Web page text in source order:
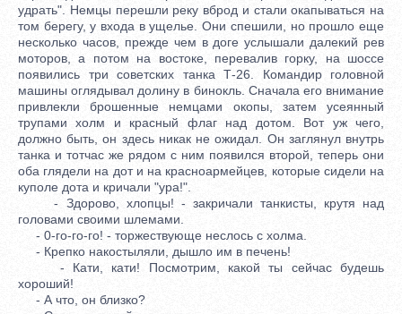
удрать". Немцы перешли реку вброд и стали окапываться на
том берегу, у входа в ущелье. Они спешили, но прошло еще
несколько часов, прежде чем в доге услышали далекий рев
моторов, а потом на востоке, перевалив горку, на шоссе
появились три советских танка Т-26. Командир головной
машины оглядывал долину в бинокль. Сначала его внимание
привлекли брошенные немцами окопы, затем усеянный
трупами холм и красный флаг над дотом. Вот уж чего,
должно быть, он здесь никак не ожидал. Он заглянул внутрь
танка и тотчас же рядом с ним появился второй, теперь они
оба глядели на дот и на красноармейцев, которые сидели на
куполе дота и кричали "ура!".
- Здорово, хлопцы! - закричали танкисты, крутя над
головами своими шлемами.
- 0-го-го-го! - торжествующе неслось с холма.
- Крепко накостыляли, дышло им в печень!
- Кати, кати! Посмотрим, какой ты сейчас будешь
хороший!
- А что, он близко?